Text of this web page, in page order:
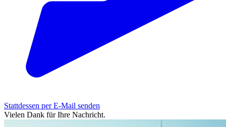
Stattdessen per E-Mail senden
Vielen Dank für Ihre Nachricht.